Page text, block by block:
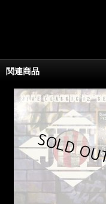
関連商品